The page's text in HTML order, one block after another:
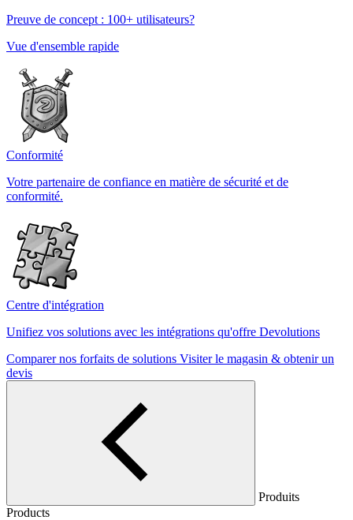
Preuve de concept : 100+ utilisateurs?
Vue d'ensemble rapide
Conformité
Votre partenaire de confiance en matière de sécurité et de
conformité.
Centre d'intégration
Unifiez vos solutions avec les intégrations qu'offre Devolutions
Comparer nos forfaits de solutions Visiter le magasin & obtenir un
devis
Produits
Products